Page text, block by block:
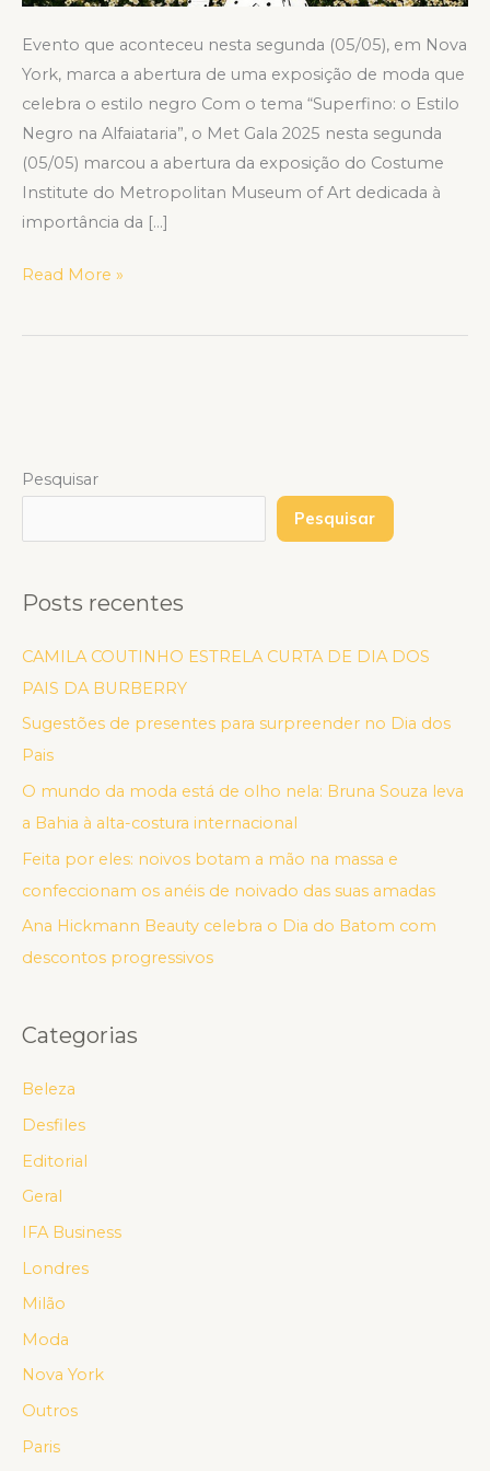
Evento que aconteceu nesta segunda (05/05), em Nova
York, marca a abertura de uma exposição de moda que
celebra o estilo negro Com o tema “Superfino: o Estilo
Negro na Alfaiataria”, o Met Gala 2025 nesta segunda
(05/05) marcou a abertura da exposição do Costume
Institute do Metropolitan Museum of Art dedicada à
importância da […]
Read More »
Pesquisar
Pesquisar
Posts recentes
CAMILA COUTINHO ESTRELA CURTA DE DIA DOS
PAIS DA BURBERRY
Sugestões de presentes para surpreender no Dia dos
Pais
O mundo da moda está de olho nela: Bruna Souza leva
a Bahia à alta-costura internacional
Feita por eles: noivos botam a mão na massa e
confeccionam os anéis de noivado das suas amadas
Ana Hickmann Beauty celebra o Dia do Batom com
descontos progressivos
Categorias
Beleza
Desfiles
Editorial
Geral
IFA Business
Londres
Milão
Moda
Nova York
Outros
Paris